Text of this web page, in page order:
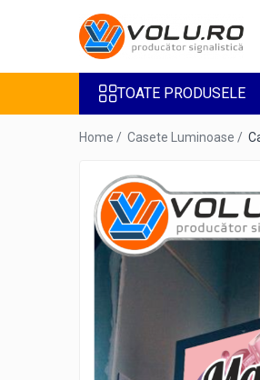
Toate Produsele
Accesorii Steaguri
Casete Luminoase
Inscriptionare Articole Textile
Inscriptionari Auto
Litere Volumetrice
Litere iluminate BEC LED
TOATE PRODUSELE
Home / Casete Luminoase /